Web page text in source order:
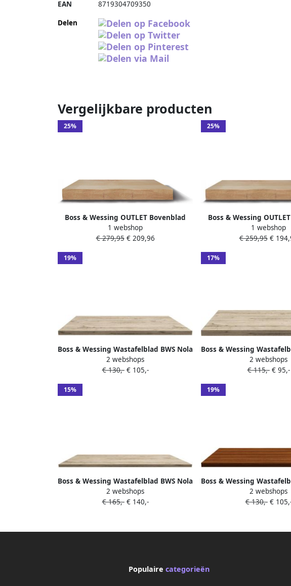
EAN 8719304709350
Delen
Vergelijkbare producten
25%
Boss & Wessing OUTLET Bovenblad
BWS Eiken Massief Hout Recht 180 cm
Olie Natuur
1 webshop
€ 279,95€ 209,96
25%
Boss & Wessing
BWS Eiken Massief Hout
Olie Natuur
1 webshop
€ 259,95€
19%
Boss & Wessing Wastafelblad BWS Nola
80 cm Licht Hout
2 webshops
€ 130,-€ 105,-
17%
Boss & Wessing
60 cm Licht
2 webshops
€ 115,-€ 95,-
15%
Boss & Wessing Wastafelblad BWS Nola
120 cm Licht Hout
2 webshops
€ 165,-€ 140,-
19%
Boss & Wessing
80 cm Walnoot
2 webshops
€ 130,-€
Populaire categorieën